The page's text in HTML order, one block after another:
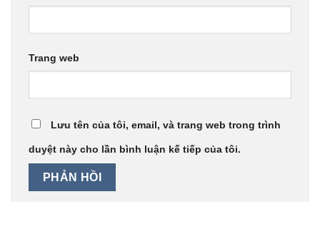
Trang web
Lưu tên của tôi, email, và trang web trong trình
duyệt này cho lần bình luận kế tiếp của tôi.